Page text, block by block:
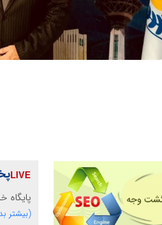
پایگاه
(بیشتر